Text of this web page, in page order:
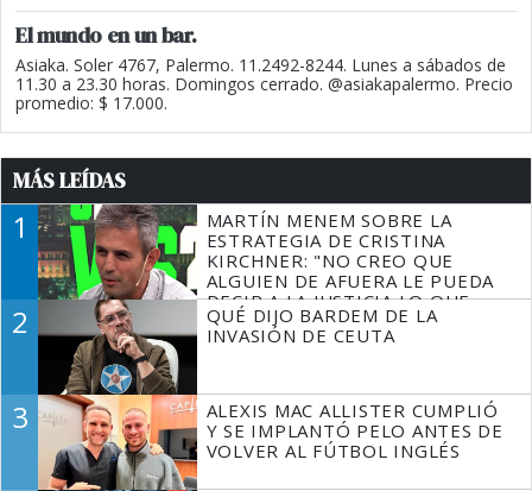
El mundo en un bar.
Asiaka. Soler 4767, Palermo. 11.2492-8244. Lunes a sábados de
11.30 a 23.30 horas. Domingos cerrado. @asiakapalermo. Precio
promedio: $ 17.000.
MÁS LEÍDAS
1
MARTÍN MENEM SOBRE LA
ESTRATEGIA DE CRISTINA
KIRCHNER: "NO CREO QUE
ALGUIEN DE AFUERA LE PUEDA
DECIR A LA JUSTICIA LO QUE
TIENE QUE HACER"
2
QUÉ DIJO BARDEM DE LA
INVASIÓN DE CEUTA
3
ALEXIS MAC ALLISTER CUMPLIÓ
Y SE IMPLANTÓ PELO ANTES DE
VOLVER AL FÚTBOL INGLÉS